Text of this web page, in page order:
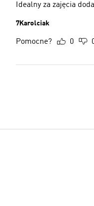
Idealny za zajęcia
7Karolciak
Pomocne? 0